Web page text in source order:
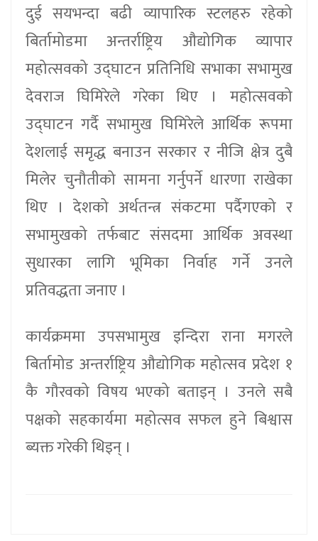
दुई सयभन्दा बढी व्यापारिक स्टलहरु रहेको
बिर्तामोडमा अन्तर्राष्ट्रिय औद्योगिक व्यापार
महोत्सवको उद्घाटन प्रतिनिधि सभाका सभामुख
देवराज घिमिरेले गरेका थिए । महोत्सवको
उद्घाटन गर्दै सभामुख घिमिरेले आर्थिक रूपमा
देशलाई समृद्ध बनाउन सरकार र नीजि क्षेत्र दुबै
मिलेर चुनौतीको सामना गर्नुपर्ने धारणा राखेका
थिए । देशको अर्थतन्त्र संकटमा पर्दैगएको र
सभामुखको तर्फबाट संसदमा आर्थिक अवस्था
सुधारका लागि भूमिका निर्वाह गर्ने उनले
प्रतिवद्धता जनाए ।
कार्यक्रममा उपसभामुख इन्दिरा राना मगरले
बिर्तामोड अन्तर्राष्ट्रिय औद्योगिक महोत्सव प्रदेश १
कै गौरवको विषय भएको बताइन् । उनले सबै
पक्षको सहकार्यमा महोत्सव सफल हुने बिश्वास
ब्यक्त गरेकी थिइन् ।